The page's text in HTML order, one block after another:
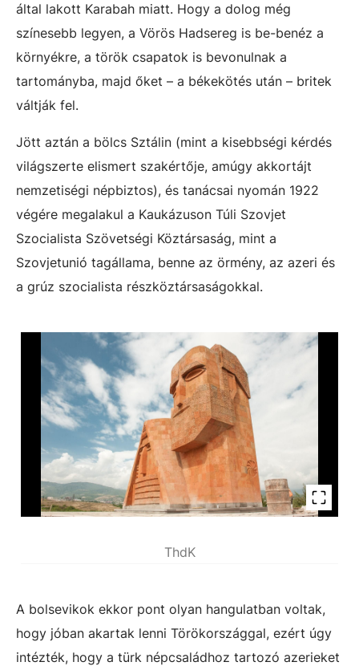
által lakott Karabah miatt. Hogy a dolog még
színesebb legyen, a Vörös Hadsereg is be-benéz a
környékre, a török csapatok is bevonulnak a
tartományba, majd őket – a békekötés után – britek
váltják fel.
Jött aztán a bölcs Sztálin (mint a kisebbségi kérdés
világszerte elismert szakértője, amúgy akkortájt
nemzetiségi népbiztos), és tanácsai nyomán 1922
végére megalakul a Kaukázuson Túli Szovjet
Szocialista Szövetségi Köztársaság, mint a
Szovjetunió tagállama, benne az örmény, az azeri és
a grúz szocialista részköztársaságokkal.
ThdK
A bolsevikok ekkor pont olyan hangulatban voltak,
hogy jóban akartak lenni Törökországgal, ezért úgy
intézték, hogy a türk népcsaládhoz tartozó azerieket